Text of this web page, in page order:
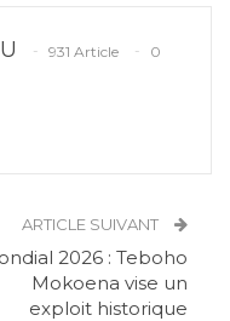
931 Article
0
ARTICLE SUIVANT
2026 : Teboho
Mokoena vise un
exploit historique